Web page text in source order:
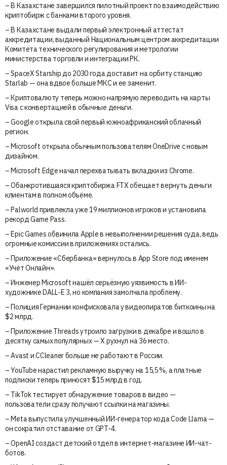
– В Казахстане завершился пилотный проект по взаимодействию
криптобирж с банками второго уровня.
– В Казахстане выдали первый электронный аттестат
аккредитации, выданный Национальным центром аккредитации
Комитета технического регулирования и метрологии
министерства торговли и интеграции РК.
– SpaceX Starship до 2030 года доставит на орбиту станцию
Starlab — она вдвое больше МКС и ее заменит.
– Криптовалюту теперь можно напрямую переводить на карты
Visa с конвертацией в обычные деньги.
– Google открыла свой первый южноафриканский облачный
регион.
– Microsoft открыла обычным пользователям OneDrive с новым
дизайном.
– Microsoft Edge начал перехватывать вкладки из Chrome.
– Обанкротившаяся криптобиржа FTX обещает вернуть деньги
клиентам в полном объёме.
– Palworld привлекла уже 19 миллионов игроков и установила
рекорд Game Pass.
– Epic Games обвинила Apple в невыполнении решения суда, ведь
огромные комиссии в приложениях остались.
– Приложение «Сбербанка» вернулось в App Store под именем
«Учёт Онлайн».
– Инженер Microsoft нашёл серьёзную уязвимость в ИИ-
художнике DALL-E 3, но компания замолчала проблему.
– Полиция Германии конфисковала у видеопиратов биткоины на
$2 млрд.
– Приложение Threads утроило загрузки в декабре и вошло в
десятку самых популярных — X рухнул на 36 место.
– Avast и CCleaner больше не работают в России.
– YouTube нарастил рекламную выручку на 15,5 %, а платные
подписки теперь приносят $15 млрд в год.
– TikTok тестирует обнаружение товаров в видео —
пользователи сразу получают ссылки на магазины.
– Meta выпустила улучшенный ИИ-генератор кода Code Llama —
он сократил отставание от GPT-4.
– OpenAI создаст детский отдел в интернет-магазине ИИ-чат-
ботов.